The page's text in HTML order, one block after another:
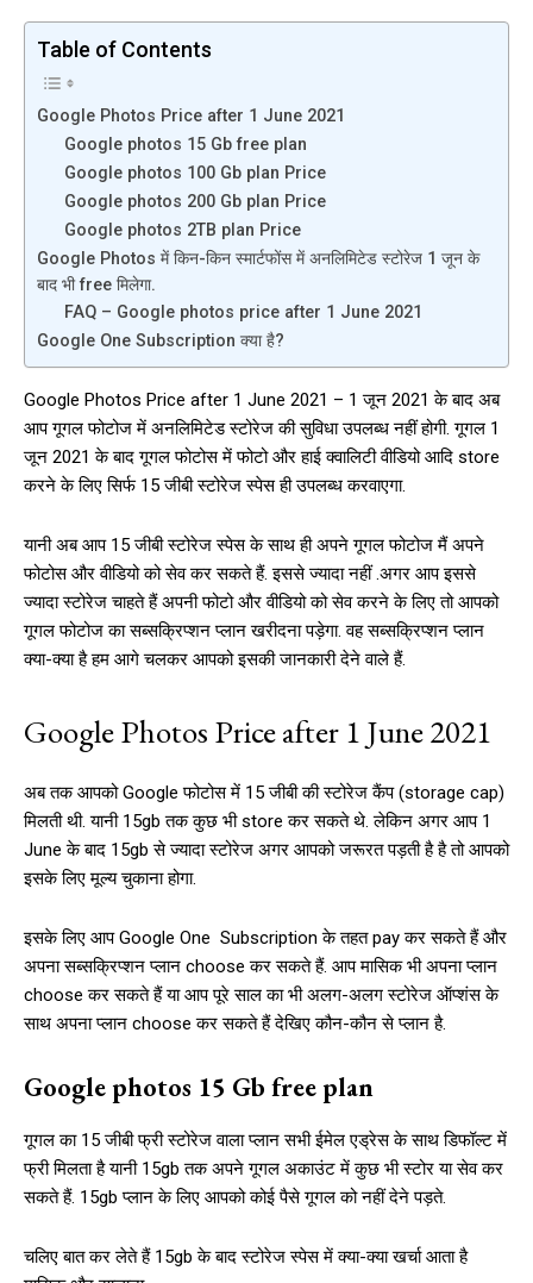
Table of Contents
Google Photos Price after 1 June 2021
Google photos 15 Gb free plan
Google photos 100 Gb plan Price
Google photos 200 Gb plan Price
Google photos 2TB plan Price
Google Photos में किन-किन स्मार्टफोंस में अनलिमिटेड स्टोरेज 1 जून के
बाद भी free मिलेगा.
FAQ – Google photos price after 1 June 2021
Google One Subscription क्या है?
Google Photos Price after 1 June 2021 – 1 जून 2021 के बाद अब
आप गूगल फोटोज में अनलिमिटेड स्टोरेज की सुविधा उपलब्ध नहीं होगी. गूगल 1
जून 2021 के बाद गूगल फोटोस में फोटो और हाई क्वालिटी वीडियो आदि store
करने के लिए सिर्फ 15 जीबी स्टोरेज स्पेस ही उपलब्ध करवाएगा.
यानी अब आप 15 जीबी स्टोरेज स्पेस के साथ ही अपने गूगल फोटोज मैं अपने
फोटोस और वीडियो को सेव कर सकते हैं. इससे ज्यादा नहीं .अगर आप इससे
ज्यादा स्टोरेज चाहते हैं अपनी फोटो और वीडियो को सेव करने के लिए तो आपको
गूगल फोटोज का सब्सक्रिप्शन प्लान खरीदना पड़ेगा. वह सब्सक्रिप्शन प्लान
क्या-क्या है हम आगे चलकर आपको इसकी जानकारी देने वाले हैं.
Google Photos Price after 1 June 2021
अब तक आपको Google फोटोस में 15 जीबी की स्टोरेज कैंप (storage cap)
मिलती थी. यानी 15gb तक कुछ भी store कर सकते थे. लेकिन अगर आप 1
June के बाद 15gb से ज्यादा स्टोरेज अगर आपको जरूरत पड़ती है है तो आपको
इसके लिए मूल्य चुकाना होगा.
इसके लिए आप Google One Subscription के तहत pay कर सकते हैं और
अपना सब्सक्रिप्शन प्लान choose कर सकते हैं. आप मासिक भी अपना प्लान
choose कर सकते हैं या आप पूरे साल का भी अलग-अलग स्टोरेज ऑप्शंस के
साथ अपना प्लान choose कर सकते हैं देखिए कौन-कौन से प्लान है.
Google photos 15 Gb free plan
गूगल का 15 जीबी फ्री स्टोरेज वाला प्लान सभी ईमेल एड्रेस के साथ डिफॉल्ट में
फ्री मिलता है यानी 15gb तक अपने गूगल अकाउंट में कुछ भी स्टोर या सेव कर
सकते हैं. 15gb प्लान के लिए आपको कोई पैसे गूगल को नहीं देने पड़ते.
चलिए बात कर लेते हैं 15gb के बाद स्टोरेज स्पेस में क्या-क्या खर्चा आता है